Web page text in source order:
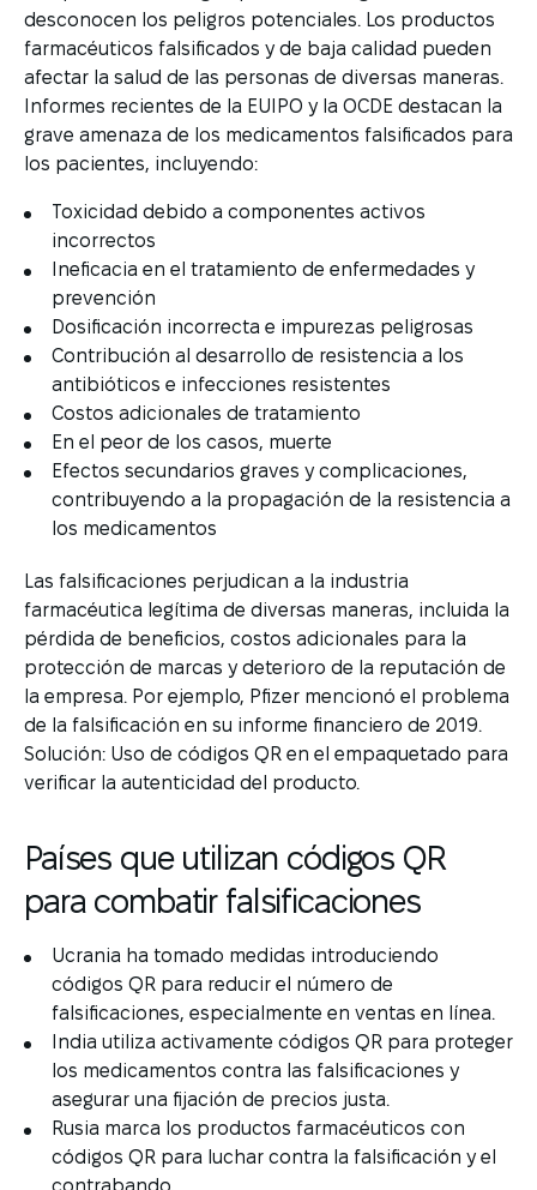
desconocen los peligros potenciales. Los productos
farmacéuticos falsificados y de baja calidad pueden
afectar la salud de las personas de diversas maneras.
Informes recientes de la EUIPO y la OCDE destacan la
grave amenaza de los medicamentos falsificados para
los pacientes, incluyendo:
Toxicidad debido a componentes activos
incorrectos
Ineficacia en el tratamiento de enfermedades y
prevención
Dosificación incorrecta e impurezas peligrosas
Contribución al desarrollo de resistencia a los
antibióticos e infecciones resistentes
Costos adicionales de tratamiento
En el peor de los casos, muerte
Efectos secundarios graves y complicaciones,
contribuyendo a la propagación de la resistencia a
los medicamentos
Las falsificaciones perjudican a la industria
farmacéutica legítima de diversas maneras, incluida la
pérdida de beneficios, costos adicionales para la
protección de marcas y deterioro de la reputación de
la empresa. Por ejemplo, Pfizer mencionó el problema
de la falsificación en su informe financiero de 2019.
Solución: Uso de códigos QR en el empaquetado para
verificar la autenticidad del producto.
Países que utilizan códigos QR
para combatir falsificaciones
Ucrania ha tomado medidas introduciendo
códigos QR para reducir el número de
falsificaciones, especialmente en ventas en línea.
India utiliza activamente códigos QR para proteger
los medicamentos contra las falsificaciones y
asegurar una fijación de precios justa.
Rusia marca los productos farmacéuticos con
códigos QR para luchar contra la falsificación y el
contrabando.